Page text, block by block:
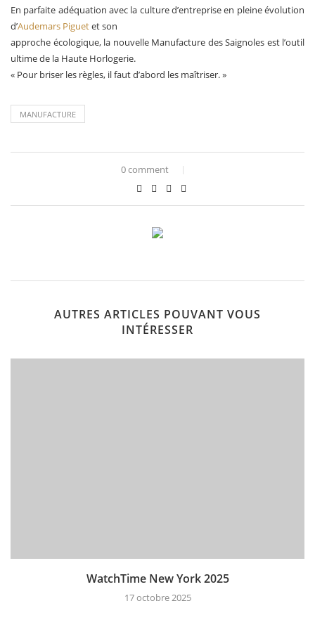
En parfaite adéquation avec la culture d’entreprise en pleine évolution
d’Audemars Piguetet son
approche écologique, la nouvelle Manufacture des Saignoles est l’outil
ultime de la Haute Horlogerie.
« Pour briser les règles, il faut d’abord les maîtriser. »
MANUFACTURE
0 comment
AUTRES ARTICLES POUVANT VOUS
INTÉRESSER
WatchTime New York 2025
17 octobre 2025